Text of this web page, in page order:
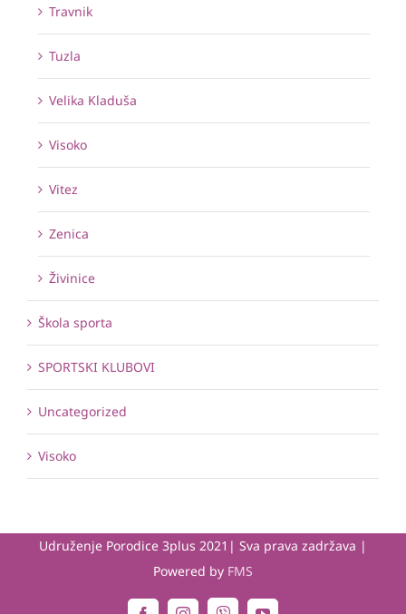
Travnik
Tuzla
Velika Kladuša
Visoko
Vitez
Zenica
Živinice
Škola sporta
SPORTSKI KLUBOVI
Uncategorized
Visoko
Udruženje Porodice 3plus 2021| Sva prava zadržava |
Powered by FMS